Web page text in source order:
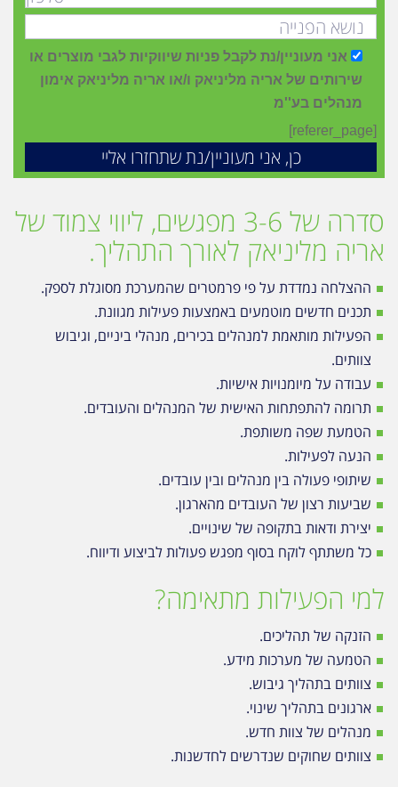
אני מעוניין/נת לקבל פניות שיווקיות לגבי מוצרים או
שירותים של אריה מליניאק ו/או אריה מליניאק אימון
מנהלים בע''מ
[referer_page]
סדרה של 3-6 מפגשים, ליווי צמוד של
אריה מליניאק לאורך התהליך.
ההצלחה נמדדת על פי פרמטרים שהמערכת מסוגלת לספק.
תכנים חדשים מוטמעים באמצעות פעילות מגוונת.
הפעילות מותאמת למנהלים בכירים, מנהלי ביניים, וגיבוש
צוותים.
עבודה על מיומנויות אישיות.
תרומה להתפתחות האישית של המנהלים והעובדים.
הטמעת שפה משותפת.
הנעה לפעילות.
שיתופי פעולה בין מנהלים ובין עובדים.
שביעות רצון של העובדים מהארגון.
יצירת ודאות בתקופה של שינויים.
כל משתתף לוקח בסוף מפגש פעולות לביצוע ודיווח.
למי הפעילות מתאימה?
הזנקה של תהליכים.
הטמעה של מערכות מידע.
צוותים בתהליך גיבוש.
ארגונים בתהליך שינוי.
מנהלים של צוות חדש.
צוותים שחוקים שנדרשים לחדשנות.